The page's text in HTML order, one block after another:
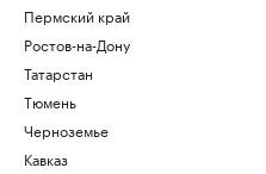
Пермский край
Ростов-на-Дону
Татарстан
Тюмень
Черноземье
Кавказ